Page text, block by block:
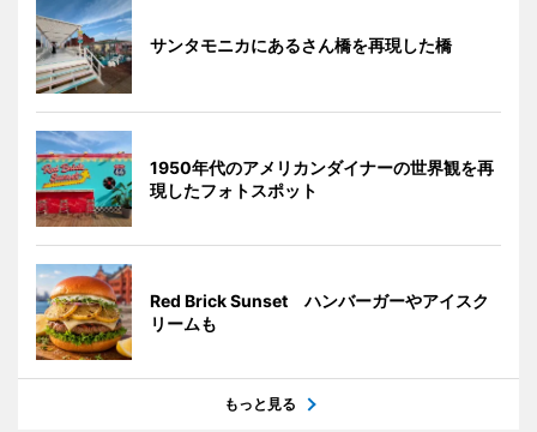
サンタモニカにあるさん橋を再現した橋
1950年代のアメリカンダイナーの世界観を再
現したフォトスポット
Red Brick Sunset ハンバーガーやアイスク
リームも
もっと見る